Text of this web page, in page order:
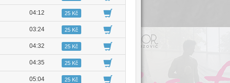
04:12 25 Kč
03:24 25 Kč
04:32 25 Kč
04:35 25 Kč
05:04 25 Kč